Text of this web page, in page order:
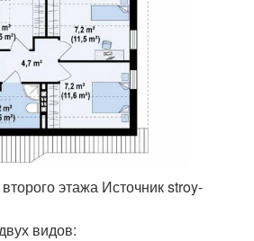
этажа Источник stroy-
видов: